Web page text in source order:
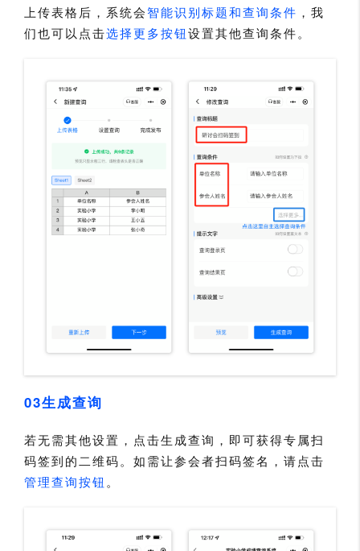
上传表格后，系统会 智能识别标题和查询条件 ，我
们也可以点击选择更多按钮 设置其他查询条件。
03生成查询
若无需其他设置，点击生成查询，即可获得专属扫
码签到的二维码。如需让参会者扫码签名，请点击
管理查询按钮 。